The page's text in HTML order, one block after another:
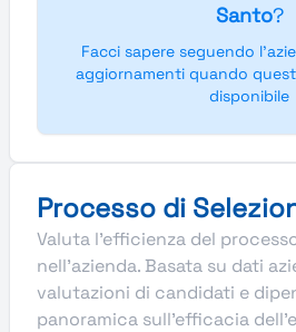
Santo?
Facci sapere seguendo
aggiornamenti quando
disponibile
Processo di
Valuta l'efficienza del
nell'azienda. Basata su dati
valutazioni di candidati e
panoramica sull'efficacia